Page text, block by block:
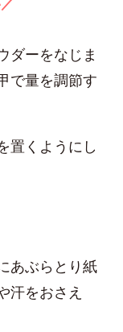
ダーをなじま
で量を調節す
置くようにし
あぶらとり紙
汗をおさえ